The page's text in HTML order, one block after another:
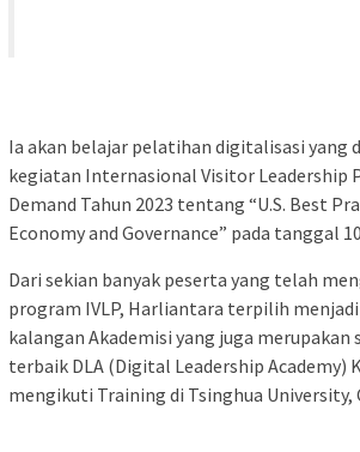
Ia akan belajar pelatihan digitalisasi yang
kegiatan Internasional Visitor Leadership
Demand Tahun 2023 tentang “U.S. Best
Economy and Governance” pada tanggal
Dari sekian banyak peserta yang telah
program IVLP, Harliantara terpilih menjadi
kalangan Akademisi yang juga merupakan
terbaik DLA (Digital Leadership Academy)
mengikuti Training di Tsinghua University,